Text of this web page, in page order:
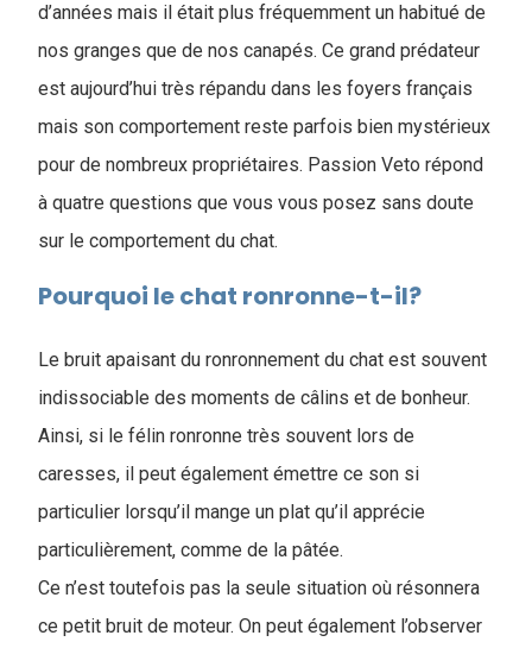
d’années mais il était plus fréquemment un habitué de
nos granges que de nos canapés. Ce grand prédateur
est aujourd’hui très répandu dans les foyers français
mais son comportement reste parfois bien mystérieux
pour de nombreux propriétaires. Passion Veto répond
à quatre questions que vous vous posez sans doute
sur le comportement du chat.
Pourquoi le chat ronronne-t-il?
Le bruit apaisant du ronronnement du chat est souvent
indissociable des moments de câlins et de bonheur.
Ainsi, si le félin ronronne très souvent lors de
caresses, il peut également émettre ce son si
particulier lorsqu’il mange un plat qu’il apprécie
particulièrement, comme de la pâtée.
Ce n’est toutefois pas la seule situation où résonnera
ce petit bruit de moteur. On peut également l’observer